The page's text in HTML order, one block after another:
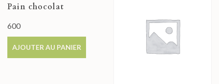
Pain chocolat
600
AJOUTER AU PANIER